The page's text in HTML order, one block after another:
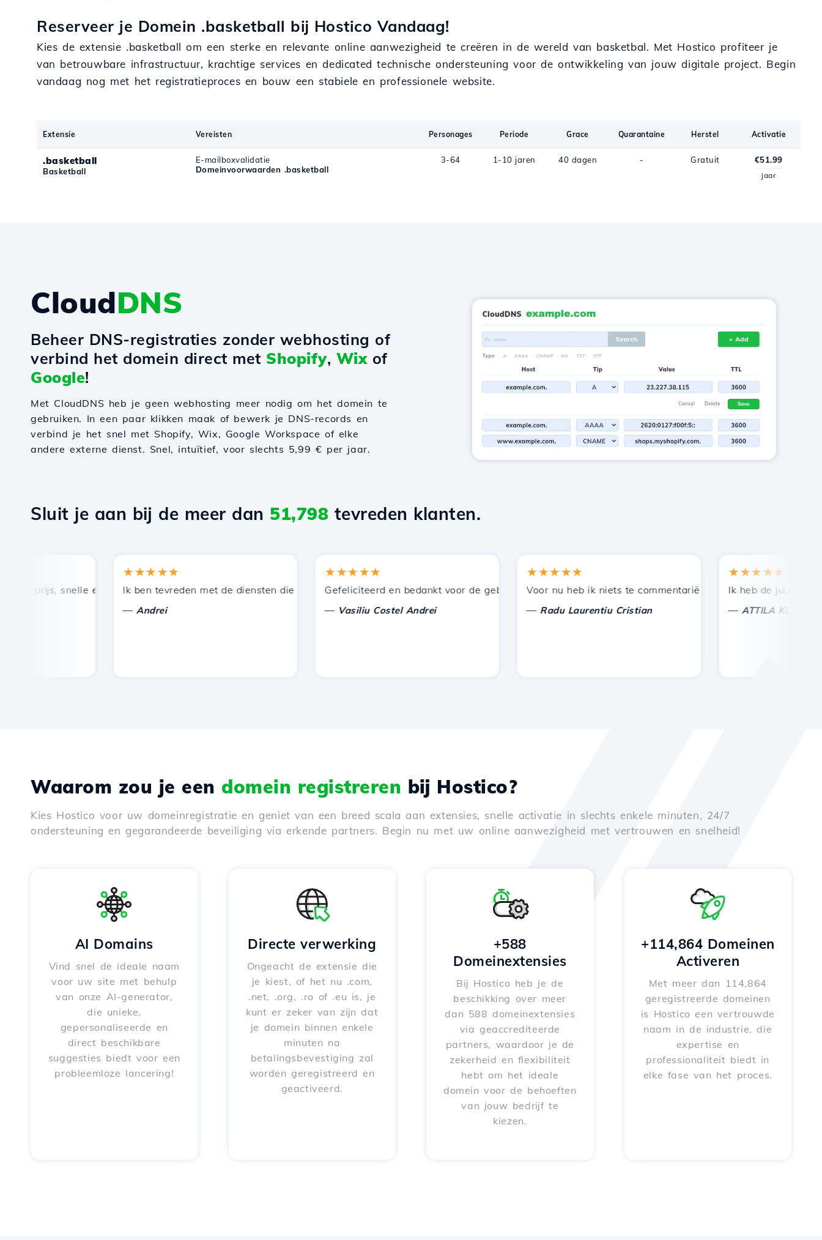
Reserveer je Domein .basketball bij Hostico Vandaag!
Kies de extensie .basketball om een sterke en relevante online aanwezigheid te creëren in de wereld van basketbal. Met Hostico profiteer je
van betrouwbare infrastructuur, krachtige services en dedicated technische ondersteuning voor de ontwikkeling van jouw digitale project. Begin
vandaag nog met het registratieproces en bouw een stabiele en professionele website.
Extensie Vereisten Personages Periode Grace Quarantaine Herstel Activatie
.basketball
Basketball
E-mailboxvalidatie
Domeinvoorwaarden .basketball
3-64 1-10 jaren 40 dagen - Gratuit €51.99
jaar
CloudDNS
Beheer DNS-registraties zonder webhosting of
verbind het domein direct met Shopify, Wixof
Google!
Met CloudDNS heb je geen webhosting meer nodig om het domein te
gebruiken. In een paar klikken maak of bewerk je DNS-records en
verbind je het snel met Shopify, Wix, Google Workspace of elke
andere externe dienst. Snel, intuïtief, voor slechts 5,99 € per jaar.
Sluit je aan bij de meer dan 51,798 tevreden klanten.
prijs, snelle en efficiënte technische ondersteuning.
★★★★★
Ik ben tevreden met de diensten die door Hostico worden aangeboden. Ik heb jullie aanbevolen bij andere bekenden.
Andrei
★★★★★
Gefeliciteerd en bedankt voor de geboden ondersteuning!
Vasiliu Costel Andrei
★★★★★
Voor nu heb ik niets te commentariëren, alleen om te
Radu Laurentiu Cristian
★★★★★
Ik heb de juiste keuze
ATTILA KOLES
Waarom zou je een domein registreren bij Hostico?
Kies Hostico voor uw domeinregistratie en geniet van een breed scala aan extensies, snelle activatie in slechts enkele minuten, 24/7
ondersteuning en gegarandeerde beveiliging via erkende partners. Begin nu met uw online aanwezigheid met vertrouwen en snelheid!
AI Domains
Vind snel de ideale naam
voor uw site met behulp
van onze AI-generator,
die unieke,
gepersonaliseerde en
direct beschikbare
suggesties biedt voor een
probleemloze lancering!
Directe verwerking
Ongeacht de extensie die
je kiest, of het nu .com,
.net, .org, .ro of .eu is, je
kunt er zeker van zijn dat
je domein binnen enkele
minuten na
betalingsbevestiging zal
worden geregistreerd en
geactiveerd.
+588
Domeinextensies
Bij Hostico heb je de
beschikking over meer
dan 588 domeinextensies
via geaccrediteerde
partners, waardoor je de
zekerheid en flexibiliteit
hebt om het ideale
domein voor de behoeften
van jouw bedrijf te
kiezen.
+114,864 Domeinen
Activeren
Met meer dan 114,864
geregistreerde domeinen
is Hostico een vertrouwde
naam in de industrie, die
expertise en
professionaliteit biedt in
elke fase van het proces.